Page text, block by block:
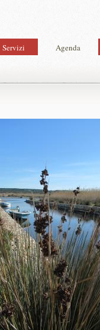
Servizi Agenda